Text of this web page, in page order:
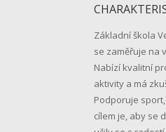
Základní škola
se zaměřuje na
Nabízí kvalitní
aktivity a má
Podporuje
cílem je, aby se